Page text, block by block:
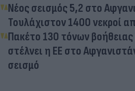
Νέος σεισμός 5,2 στο
Τουλάχιστον 1400 νεκροί
Πακέτο 130 τόνων
στέλνει η ΕΕ στο
σεισμό